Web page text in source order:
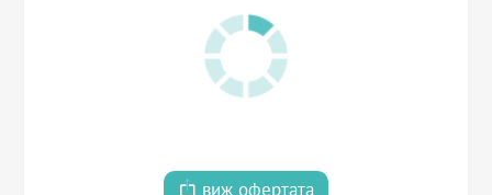
виж офертата